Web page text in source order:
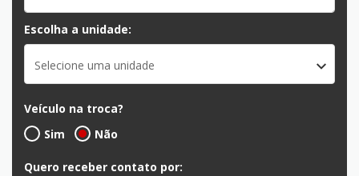
Escolha a unidade:
Selecione uma unidade
Veículo na troca?
Sim
Não
Quero receber contato por: